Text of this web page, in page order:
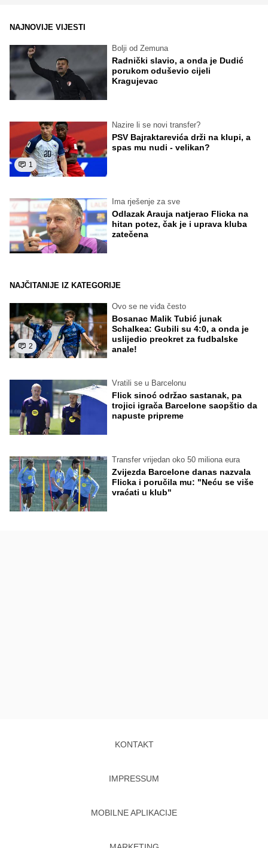
NAJNOVIJE VIJESTI
Bolji od Zemuna
Radnički slavio, a onda je Dudić
porukom oduševio cijeli
Kragujevac
1
Nazire li se novi transfer?
PSV Bajraktarevića drži na klupi, a
spas mu nudi - velikan?
Ima rješenje za sve
Odlazak Arauja natjerao Flicka na
hitan potez, čak je i uprava kluba
zatečena
NAJČITANIJE IZ KATEGORIJE
2
Ovo se ne viđa često
Bosanac Malik Tubić junak
Schalkea: Gubili su 4:0, a onda je
uslijedio preokret za fudbalske
anale!
Vratili se u Barcelonu
Flick sinoć održao sastanak, pa
trojici igrača Barcelone saopštio da
napuste pripreme
Transfer vrijedan oko 50 miliona eura
Zvijezda Barcelone danas nazvala
Flicka i poručila mu: "Neću se više
vraćati u klub"
KONTAKT
IMPRESSUM
MOBILNE APLIKACIJE